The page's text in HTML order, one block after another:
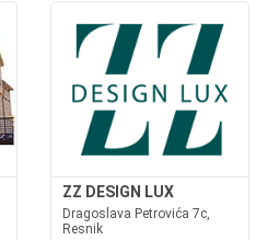
ZZ DESIGN LUX
Dragoslava Petrovića 7c,
Resnik